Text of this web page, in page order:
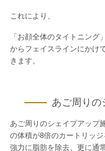
これにより、
「お顔全体のタイトニン
からフェイスラインにかけ
きます。
あご周りの
あご周りのシェイプアップ
の体積が8倍のカートリッジ
強力に脂肪を除去。更に通